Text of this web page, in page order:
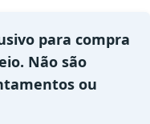
para compra
Não são
ou